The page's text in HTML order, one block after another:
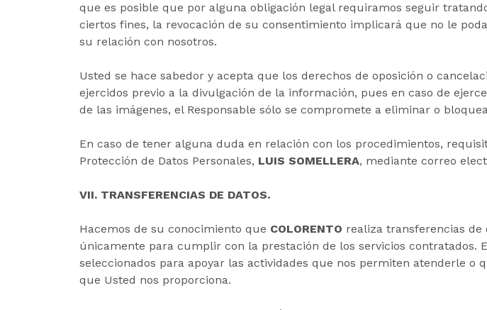
que es posible que por alguna obligación legal requiramos seguir
ciertos fines, la revocación de su consentimiento implicará que no le
su relación con nosotros.
Usted se hace sabedor y acepta que los derechos de oposición o
ejercidos previo a la divulgación de la información, pues en caso de
de las imágenes, el Responsable sólo se compromete a eliminar o
En caso de tener alguna duda en relación con los procedimientos,
Protección de Datos Personales, LUIS SOMELLERA, mediante correo
VII. TRANSFERENCIAS DE DATOS.
Hacemos de su conocimiento que COLORENTO realiza transferencias
únicamente para cumplir con la prestación de los servicios contratados.
seleccionados para apoyar las actividades que nos permiten atenderle
que Usted nos proporciona.